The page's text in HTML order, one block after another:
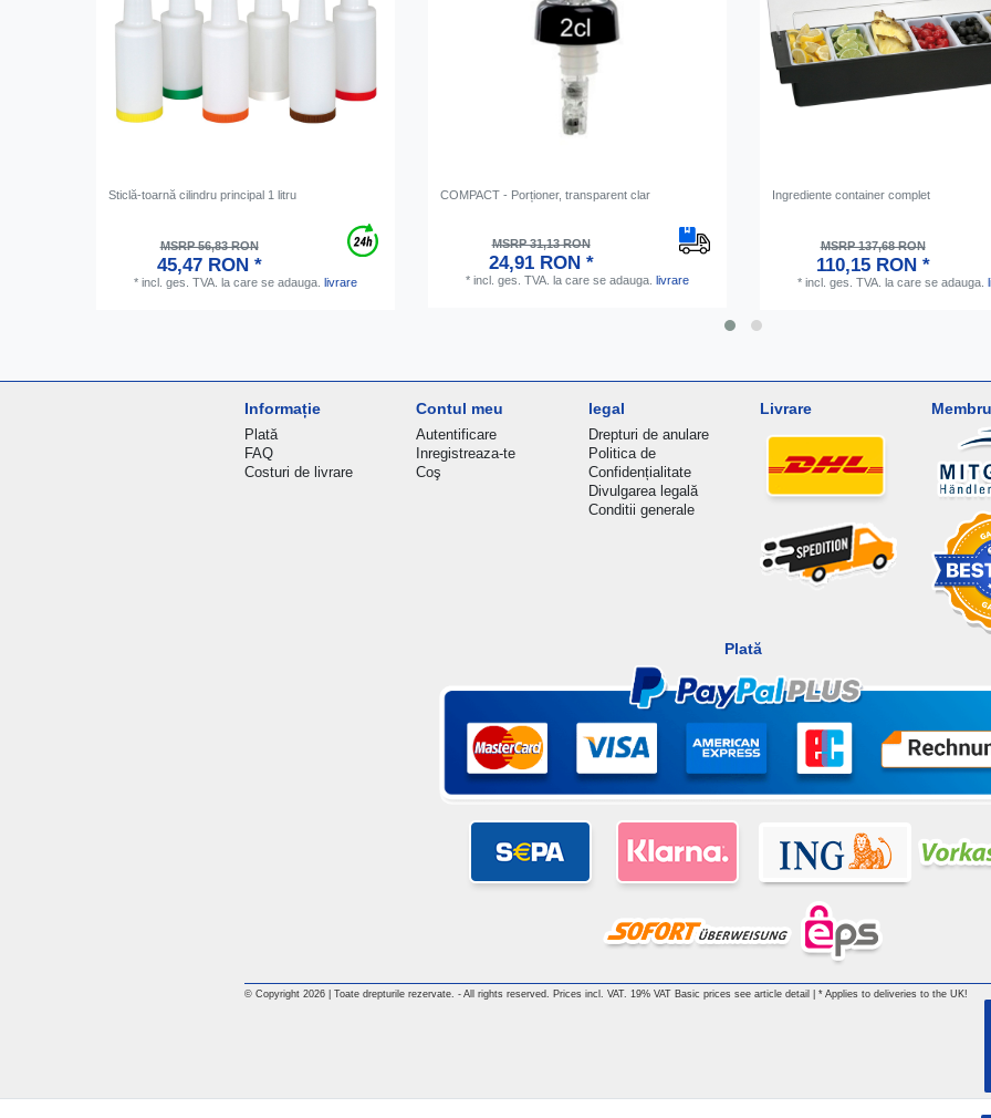
Sticlă-toarnă cilindru principal 1 litru
MSRP 56,83 RON
45,47 RON *
* incl. ges. TVA. la care se adauga. livrare
COMPACT - Porționer, transparent clar
MSRP 31,13 RON
24,91 RON *
* incl. ges. TVA. la care se adauga. livrare
Ingrediente container complet
MSRP 137,68 RON
110,15 RON *
* incl. ges. TVA. la care se adauga.
Informație
Plată
FAQ
Costuri de livrare
Contul meu
Autentificare
Inregistreaza-te
Coş
legal
Drepturi de anulare
Politica de
Confidențialitate
Divulgarea legală
Conditii generale
Livrare
Plată
© Copyright 2026 | Toate drepturile rezervate. - All rights reserved. Prices incl. VAT. 19% VAT Basic prices see article detail | * Applies to deliveries to the UK!